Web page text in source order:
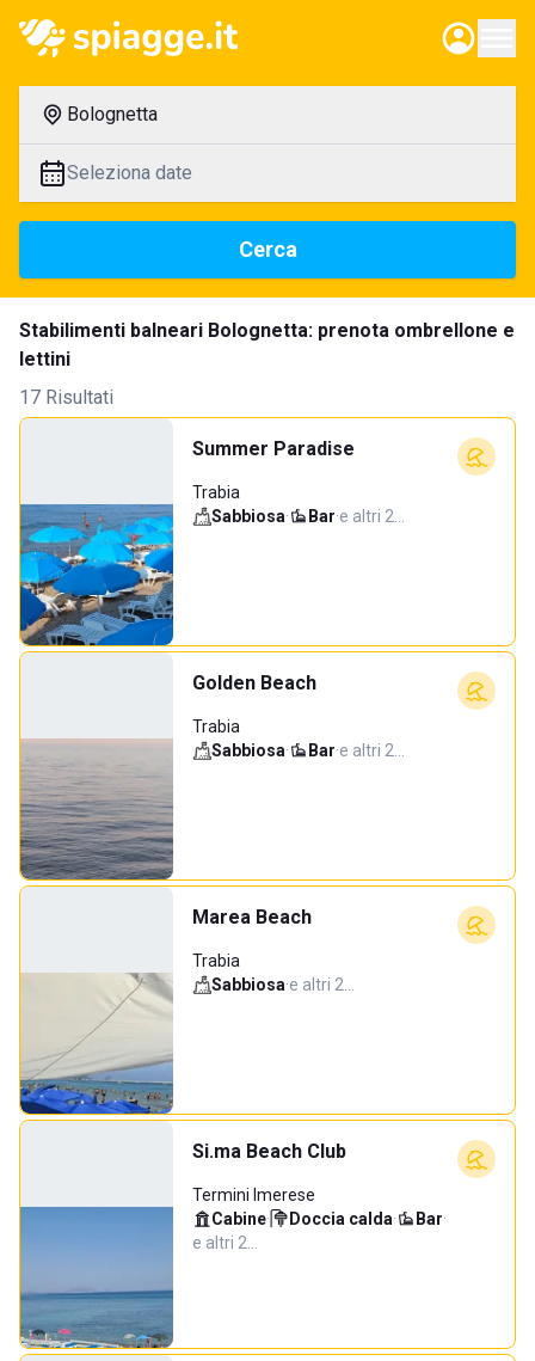
Bolognetta
Seleziona date
Cerca
Stabilimenti balneari Bolognetta: prenota ombrellone e
lettini
17 Risultati
Summer Paradise
Trabia
Sabbiosa· Bar·e altri 2…
Golden Beach
Trabia
Sabbiosa· Bar·e altri 2…
Marea Beach
Trabia
Sabbiosa·e altri 2…
Si.ma Beach Club
Termini Imerese
Cabine· Doccia calda· Bar·
e altri 2…